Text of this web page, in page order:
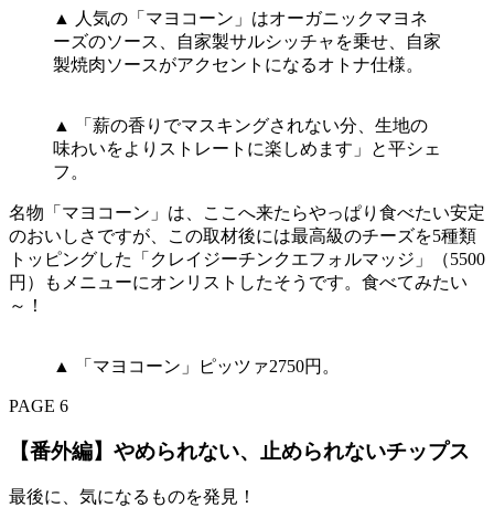
▲ 人気の「マヨコーン」はオーガニックマヨネ
ーズのソース、自家製サルシッチャを乗せ、自家
製焼肉ソースがアクセントになるオトナ仕様。
▲ 「薪の香りでマスキングされない分、生地の
味わいをよりストレートに楽しめます」と平シェ
フ。
名物「マヨコーン」は、ここへ来たらやっぱり食べたい安定
のおいしさですが、この取材後には最高級のチーズを5種類
トッピングした「クレイジーチンクエフォルマッジ」（5500
円）もメニューにオンリストしたそうです。食べてみたい
～！
▲ 「マヨコーン」ピッツァ2750円。
PAGE 6
【番外編】やめられない、止められないチップス
最後に、気になるものを発見！